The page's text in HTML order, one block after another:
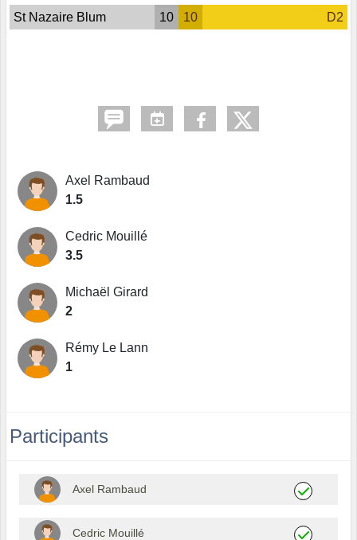
St Nazaire Blum 10 10 D2
Axel Rambaud
1.5
Cedric Mouillé
3.5
Michaël Girard
2
Rémy Le Lann
1
Participants
Axel Rambaud
Cedric Mouillé